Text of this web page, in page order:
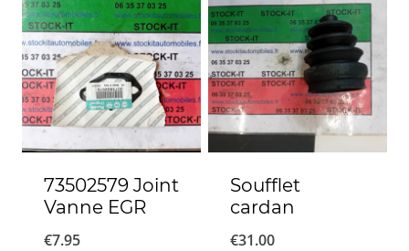
73502579 Joint
Vanne EGR
€7.95
Soufflet
cardan
€31.00